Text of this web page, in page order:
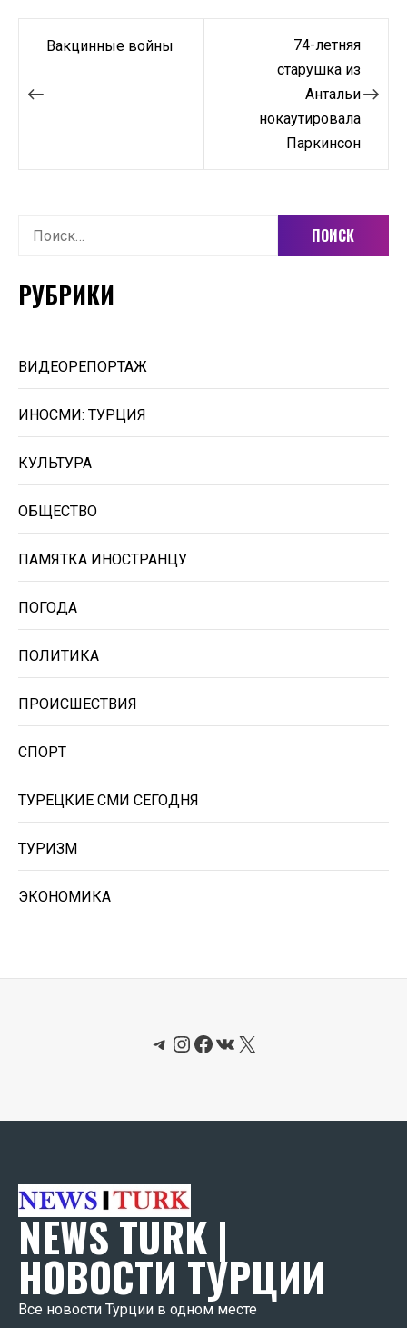
Навигация
Вакцинные войны
74-летняя
старушка из
Антальи
нокаутировала
Паркинсон
Найти:
РУБРИКИ
ВИДЕОРЕПОРТАЖ
ИНОСМИ: ТУРЦИЯ
КУЛЬТУРА
ОБЩЕСТВО
ПАМЯТКА ИНОСТРАНЦУ
ПОГОДА
ПОЛИТИКА
ПРОИСШЕСТВИЯ
СПОРТ
ТУРЕЦКИЕ СМИ СЕГОДНЯ
ТУРИЗМ
ЭКОНОМИКА
Telegram
Instagram
Facebook
ВКонтакте
X
NEWS TURK |
НОВОСТИ ТУРЦИИ
Все новости Турции в одном месте